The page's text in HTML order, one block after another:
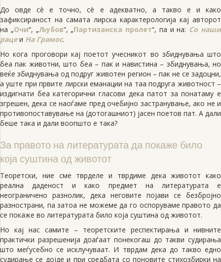
До овде сè е точно, сè е адекватно, а такво е и како
зафиксираност на самата лирска карактерологија кај авторот
на „Очи“, „Љубов“, „Партизанска пролет“, па и на: Со наши
рацеи На Грамос.
Но кога проговори кај поетот учесникот во збиднувања што
беа пак животни, што беа – пак и навистина – збиднувања, но
веќе збиднувања од подруг животен регион – пак не се задоцни,
а уште при првите лирски еманации на таа подруга животност –
издигнати беа категорични гласови дека патот за понатаму е
згрешен, дека се наоѓаме пред очебијно застранување, ако не и
противопоставување на (дотогашниот) јасен поетов пат. А дали
беше така и дали воопшто е така?
За правото на литературата да покаже било
која суштина од животот
Теоретски, ние сме тврделе и тврдиме дека животот како
реална даденост и како предмет на литературата е
неограничено разнолик, дека неговите појави се безбројно
разнострани, па затоа не можеме да го оспоруваме правото да
се покаже во литературата било која суштина од животот.
Но кај нас самите – теоретските респектирања и нивните
практички разрешенија доаѓаат понекогаш до такви судирања
што меѓусебно се исклучуваат. И тврдам дека до такво едно
судирање се дојде и при средбата со поновите стихозбирки на